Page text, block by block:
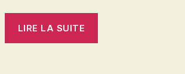
LIRE LA SUITE